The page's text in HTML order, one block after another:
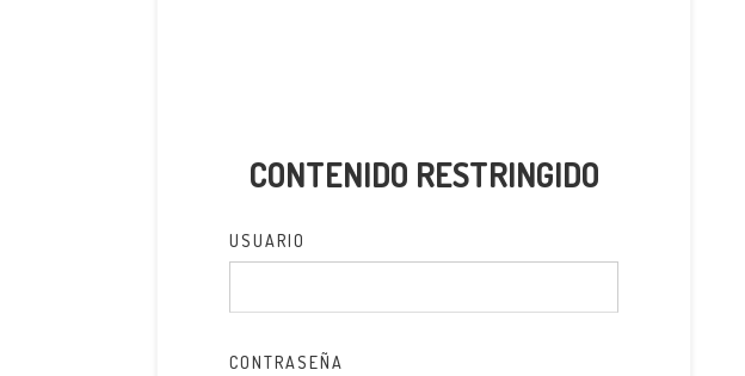
CONTENIDO RESTRINGIDO
USUARIO
CONTRASEÑA